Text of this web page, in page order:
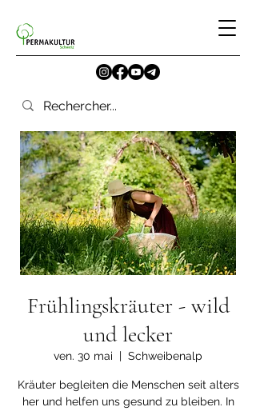
Frühlingskräuter - wild
und lecker
ven. 30 mai
  |
Schweibenalp
Kräuter begleiten die Menschen seit alters
her und helfen uns gesund zu bleiben. In